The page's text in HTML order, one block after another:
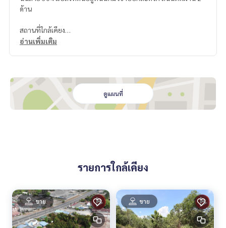
ด้าน
สถานที่ใกล้เคียง
- โรงเรียนลาดตะเคียนราษฎร์บำรุง
- ฮาร์ดแวร์เฮ้าส์
- Mega Home
- โรงพยาบาลกบินทร์บุรี
**เรามีบริการจัดสินเชื่อให้ฟรี พร้อมยินดีให้คำปรึกษา มีให้เลือกทุ
กธนาคาร**
**พร้อมอัตราดอกเบี้ยพิเศษ และ วงเงินสูงสุด 90-100% ของราคา
ประเมิน**
อ่านเพิ่มเติม
ดูแผนที่
รายการใกล้เคียง
ขาย ขาย